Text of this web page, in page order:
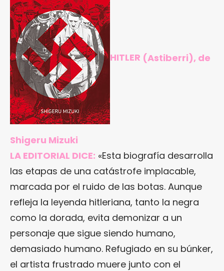
HITLER (Astiberri), de
Shigeru Mizuki
LA EDITORIAL DICE: «Esta biografía desarrolla
las etapas de una catástrofe implacable,
marcada por el ruido de las botas. Aunque
refleja la leyenda hitleriana, tanto la negra
como la dorada, evita demonizar a un
personaje que sigue siendo humano,
demasiado humano. Refugiado en su búnker,
el artista frustrado muere junto con el